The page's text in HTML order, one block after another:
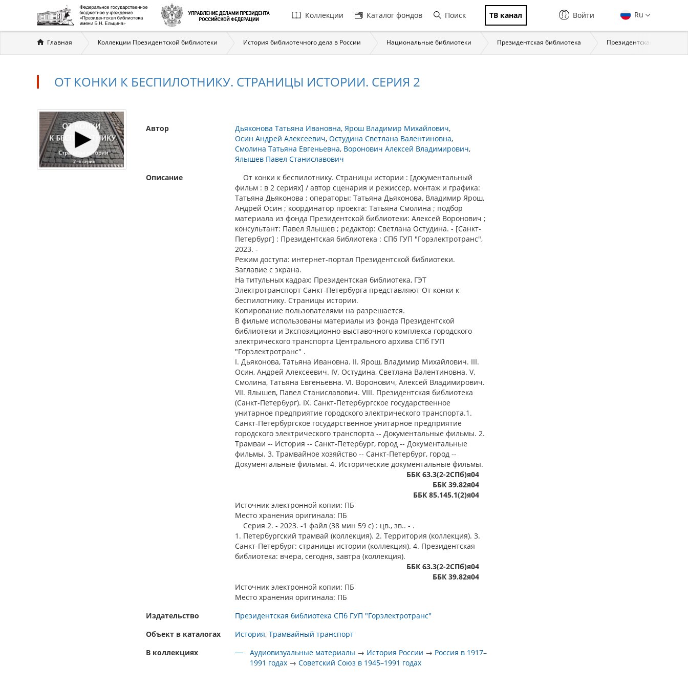
Главная
навигация
Коллекции Каталог фондов Поиск ТВ канал Ru
Войти
Вы
здесь
Главная Коллекции Президентской библиотеки История библиотечного дела в России Национальные библиотеки Президентская библиотека Президентская
ОТ КОНКИ К БЕСПИЛОТНИКУ. СТРАНИЦЫ ИСТОРИИ. СЕРИЯ 2
Автор Дьяконова Татьяна Ивановна Ярош Владимир Михайлович
Осин Андрей Алексеевич Остудина Светлана Валентиновна
Смолина Татьяна Евгеньевна Воронович Алексей Владимирович
Ялышев Павел Станиславович
Описание
От конки к беспилотнику. Страницы истории : [документальный
фильм : в 2 сериях] / автор сценария и режиссер, монтаж и графика:
Татьяна Дьяконова ; операторы: Татьяна Дьяконова, Владимир Ярош,
Андрей Осин ; координатор проекта: Татьяна Смолина ; подбор
материала из фонда Президентской библиотеки: Алексей Воронович ;
консультант: Павел Ялышев ; редактор: Светлана Остудина. - [Санкт-
Петербург] : Президентская библиотека : СПб ГУП "Горэлектротранс",
2023. -
Режим доступа: интернет-портал Президентской библиотеки.
Заглавие с экрана.
На титульных кадрах: Президентская библиотека, ГЭТ
Электротранспорт Санкт-Петербурга представляют От конки к
беспилотнику. Страницы истории.
Копирование пользователями на разрешается.
В фильме использованы материалы из фонда Президентской
библиотеки и Экспозиционно-выставочного комплекса городского
электрического транспорта Центрального архива СПб ГУП
"Горэлектротранс" .
I. Дьяконова, Татьяна Ивановна. II. Ярош, Владимир Михайлович. III.
Осин, Андрей Алексеевич. IV. Остудина, Светлана Валентиновна. V.
Смолина, Татьяна Евгеньевна. VI. Воронович, Алексей Владимирович.
VII. Ялышев, Павел Станиславович. VIII. Президентская библиотека
(Санкт-Петербург). IX. Санкт-Петербургское государственное
унитарное предприятие городского электрического транспорта.1.
Санкт-Петербургское государственное унитарное предприятие
городского электрического транспорта -- Документальные фильмы. 2.
Трамваи -- История -- Санкт-Петербург, город -- Документальные
фильмы. 3. Трамвайное хозяйство -- Санкт-Петербург, город --
Документальные фильмы. 4. Исторические документальные фильмы.
ББК 63.3(2-2СПб)я04
ББК 39.82я04
ББК 85.145.1(2)я04
Источник электронной копии: ПБ
Место хранения оригинала: ПБ
Серия 2. - 2023. -1 файл (38 мин 59 с) : цв., зв.. - .
1. Петербургский трамвай (коллекция). 2. Территория (коллекция). 3.
Санкт-Петербург: страницы истории (коллекция). 4. Президентская
библиотека: вчера, сегодня, завтра (коллекция).
ББК 63.3(2-2СПб)я04
ББК 39.82я04
Источник электронной копии: ПБ
Место хранения оригинала: ПБ
Издательство
Президентская библиотека СПб ГУП "Горэлектротранс"
Объект в каталогах
История Трамвайный транспорт
В коллекциях
Аудиовизуальные материалы → История России → Россия в 1917–
1991 годах →Советский Союз в 1945–1991 годах